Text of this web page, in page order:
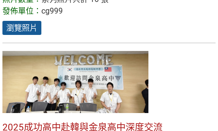
發佈單位： cg999
瀏覽照片
2025成功高中赴韓與金泉高中深度交流